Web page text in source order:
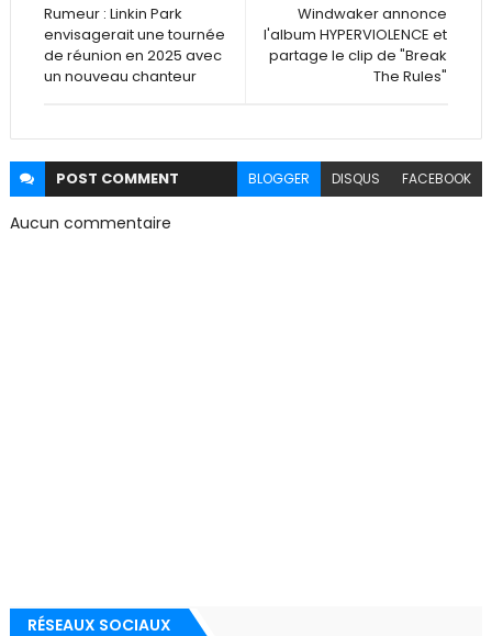
Windwaker annonce
l'album HYPERVIOLENCE et
partage le clip de "Break
The Rules"
Rumeur : Linkin Park
envisagerait une tournée
de réunion en 2025 avec
un nouveau chanteur
POST COMMENT BLOGGER DISQUS FACEBOOK
Aucun commentaire
RÉSEAUX SOCIAUX